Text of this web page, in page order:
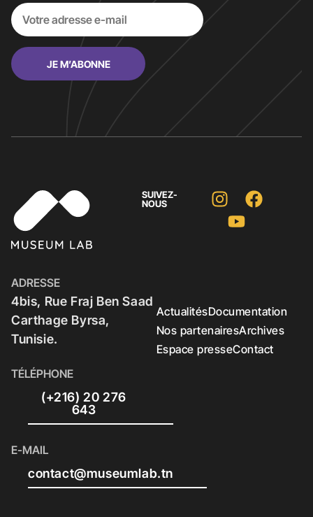
SUIVEZ-
NOUS
ADRESSE
4bis, Rue Fraj Ben Saad
Carthage Byrsa,
Tunisie.
TÉLÉPHONE
(+216) 20 276
643
E-MAIL
contact@museumlab.tn
ActualitésDocumentation
Nos partenairesArchives
Espace presseContact